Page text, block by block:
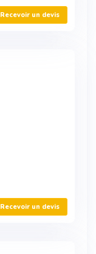
Recevoir un devis
Recevoir un devis